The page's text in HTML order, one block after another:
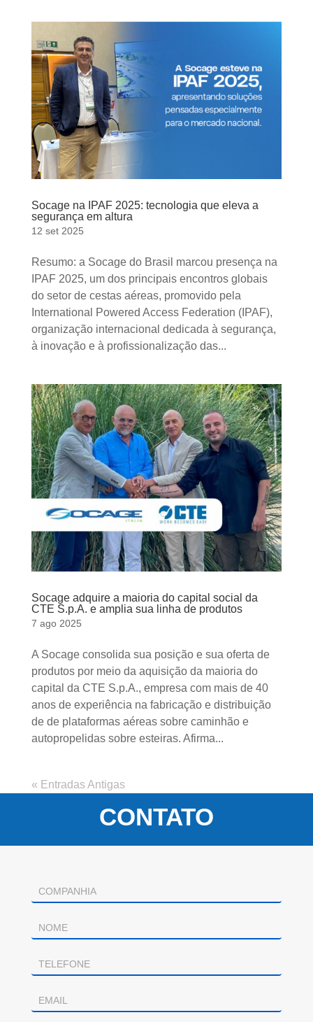
Socage na IPAF 2025: tecnologia que eleva a
segurança em altura
12 set 2025
Resumo: a Socage do Brasil marcou presença na
IPAF 2025, um dos principais encontros globais
do setor de cestas aéreas, promovido pela
International Powered Access Federation (IPAF),
organização internacional dedicada à segurança,
à inovação e à profissionalização das...
Socage adquire a maioria do capital social da
CTE S.p.A. e amplia sua linha de produtos
7 ago 2025
A Socage consolida sua posição e sua oferta de
produtos por meio da aquisição da maioria do
capital da CTE S.p.A., empresa com mais de 40
anos de experiência na fabricação e distribuição
de de plataformas aéreas sobre caminhão e
autopropelidas sobre esteiras. Afirma...
« Entradas Antigas
CONTATO
Contacto